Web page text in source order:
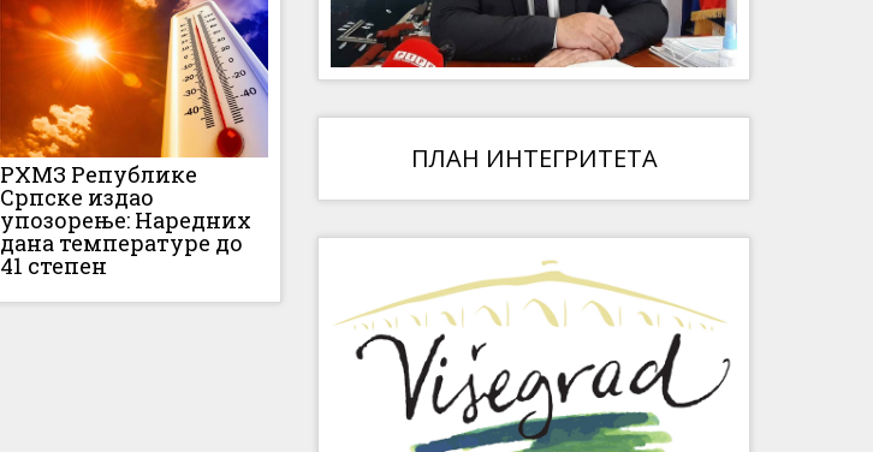
РХМЗ Републике
Српске издао
упозорење: Наредних
дана температуре до
41 степен
ПЛАН ИНТЕГРИТЕТА